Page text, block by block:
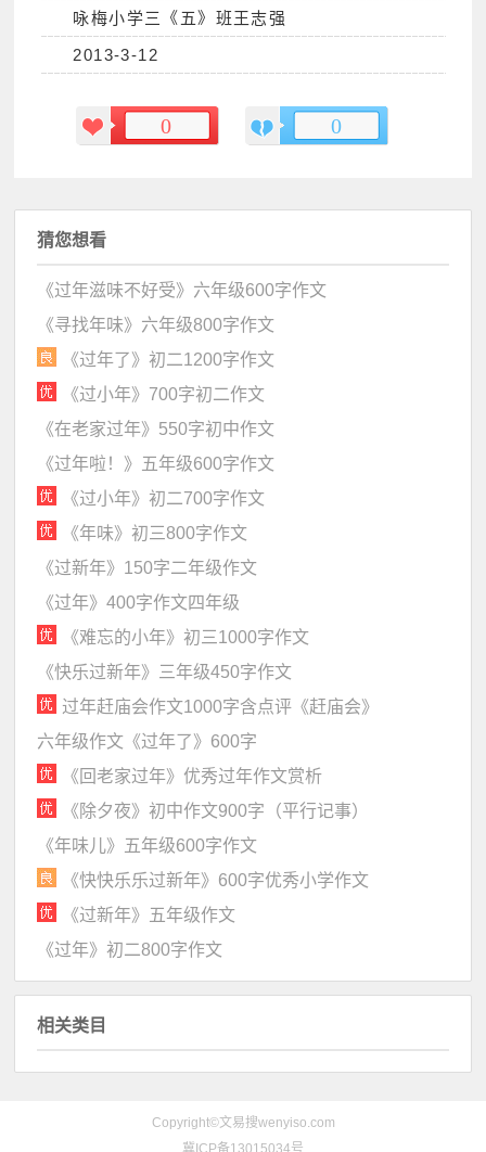
咏梅小学三《五》班王志强
2013-3-12
0 0
猜您想看
《过年滋味不好受》六年级600字作文
《寻找年味》六年级800字作文
《过年了》初二1200字作文
《过小年》700字初二作文
《在老家过年》550字初中作文
《过年啦！》五年级600字作文
《过小年》初二700字作文
《年味》初三800字作文
《过新年》150字二年级作文
《过年》400字作文四年级
《难忘的小年》初三1000字作文
《快乐过新年》三年级450字作文
过年赶庙会作文1000字含点评《赶庙会》
六年级作文《过年了》600字
《回老家过年》优秀过年作文赏析
《除夕夜》初中作文900字（平行记事）
《年味儿》五年级600字作文
《快快乐乐过新年》600字优秀小学作文
《过新年》五年级作文
《过年》初二800字作文
相关类目
Copyright©文易搜wenyiso.com
冀ICP备13015034号